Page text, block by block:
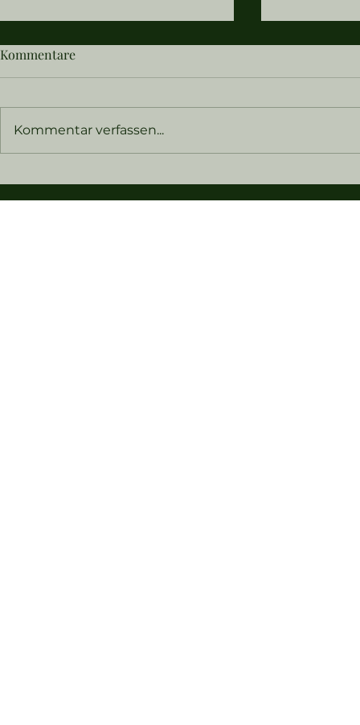
Wir feierten das
Jahreskreisfest Lughnasadh
Unsere
draußen
Kommentare
Kommentar verfassen...